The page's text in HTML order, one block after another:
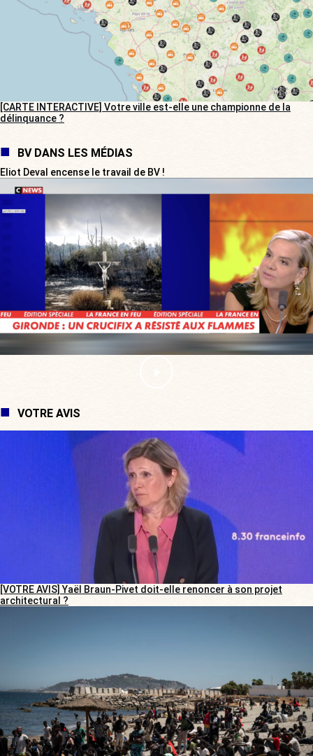
[CARTE INTERACTIVE] Votre ville est-elle une championne de la
délinquance ?
BV DANS LES MÉDIAS
Eliot Deval encense le travail de BV !
VOTRE AVIS
[VOTRE AVIS] Yaël Braun-Pivet doit-elle renoncer à son projet
architectural ?